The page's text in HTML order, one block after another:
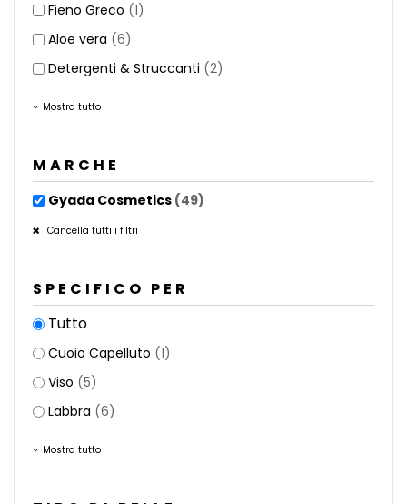
Fieno Greco (1)
Aloe vera (6)
Detergenti & Struccanti (2)
Mostra tutto
MARCHE
Gyada Cosmetics (49)
Cancella tutti i filtri
SPECIFICO PER
Tutto
Cuoio Capelluto (1)
Viso (5)
Labbra (6)
Mostra tutto